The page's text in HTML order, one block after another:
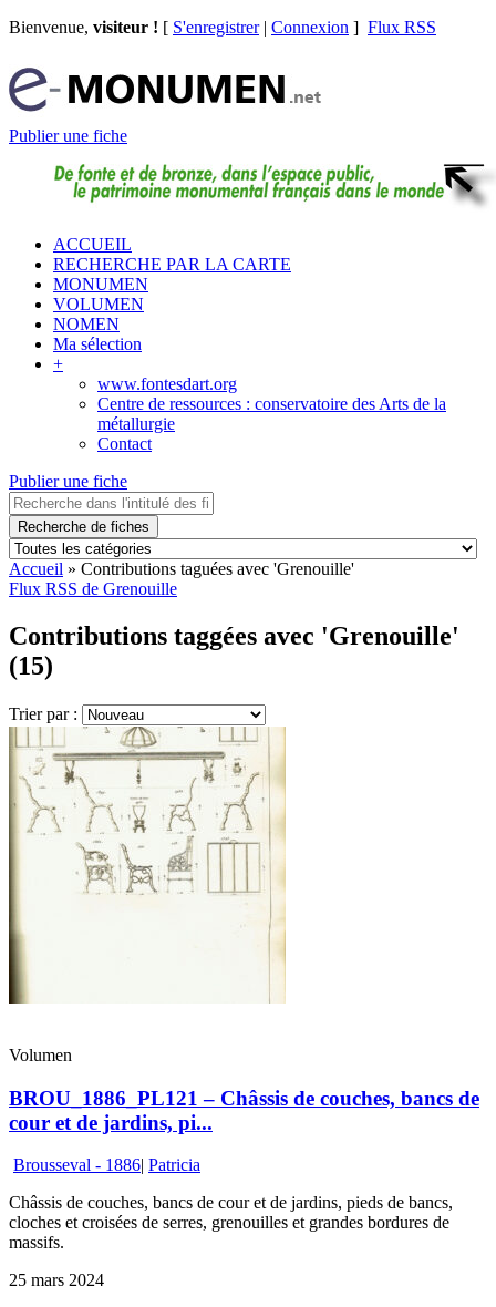
Bienvenue, visiteur ! [ S'enregistrer| Connexion ] Flux RSS
Publier une fiche
ACCUEIL
RECHERCHE PAR LA CARTE
MONUMEN
VOLUMEN
NOMEN
Ma sélection
+
www.fontesdart.org
Centre de ressources : conservatoire des Arts de la
métallurgie
Contact
Publier une fiche
Recherche de fiches
Accueil » Contributions taguées avec 'Grenouille'
Flux RSS de Grenouille
Contributions taggées avec 'Grenouille'
(15)
Trier par :
Volumen
BROU_1886_PL121 – Châssis de couches, bancs de
cour et de jardins, pi...
Brousseval - 1886| Patricia
Châssis de couches, bancs de cour et de jardins, pieds de bancs,
cloches et croisées de serres, grenouilles et grandes bordures de
massifs.
25 mars 2024